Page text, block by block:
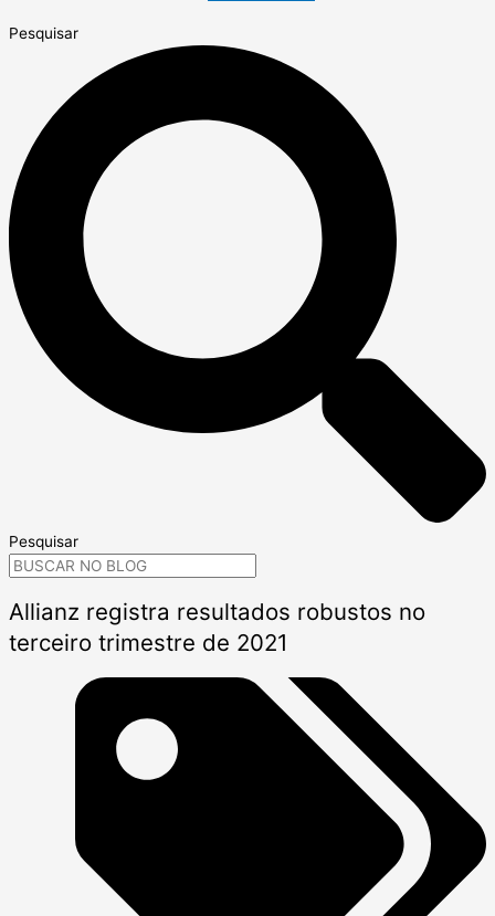
Pesquisar
Pesquisar
Allianz registra resultados robustos no
terceiro trimestre de 2021